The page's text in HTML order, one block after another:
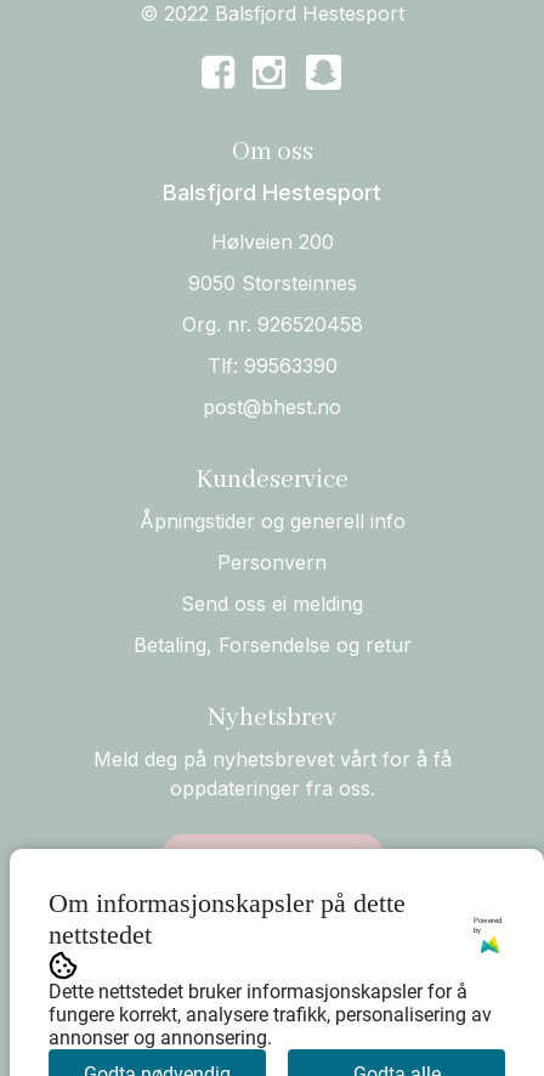
Om informasjonskapsler på dette
nettstedet
Powered
by
Dette nettstedet bruker informasjonskapsler for å
fungere korrekt, analysere trafikk, personalisering av
annonser og annonsering.
© 2022 Balsfjord Hestesport
Om oss
Balsfjord Hestesport
Hølveien 200
9050 Storsteinnes
Org. nr. 926520458
Tlf: 99563390
post@bhest.no
Kundeservice
Åpningstider og generell info
Personvern
Send oss ei melding
Betaling, Forsendelse og retur
Nyhetsbrev
Meld deg på nyhetsbrevet vårt for å få
oppdateringer fra oss.